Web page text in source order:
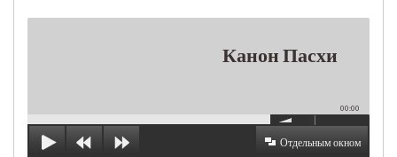
Канон Пасхи
00:00
Отдельным окном